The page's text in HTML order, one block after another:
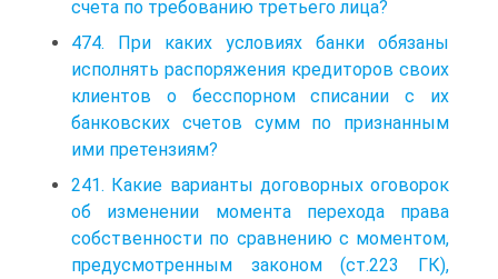
счета по требованию третьего лица?
474. При каких условиях банки обязаны
исполнять распоряжения кредиторов своих
клиентов о бесспорном списании с их
банковских счетов сумм по признанным
ими претензиям?
241. Какие варианты договорных оговорок
об изменении момента перехода права
собственности по сравнению с моментом,
предусмотренным законом (ст.223 ГК),